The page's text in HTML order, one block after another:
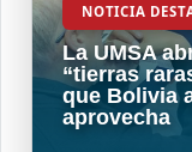
NOTICIA
La UMSA
“tierras
que Bolivia
aprovecha